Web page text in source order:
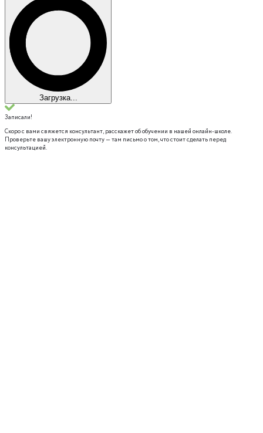
Загрузка...
Записали!
Скоро с вами свяжется консультант, расскажет об обучении в нашей онлайн-школе.
Проверьте вашу электронную почту — там письмо о том, что стоит сделать перед
консультацией.